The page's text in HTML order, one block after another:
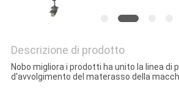
Descrizione di prodotto
Nobo migliora i prodotti ha unito la linea di
d'avvolgimento del materasso della